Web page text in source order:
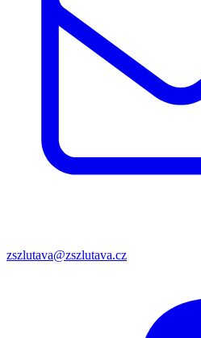
zszlutava@zszlutava.cz